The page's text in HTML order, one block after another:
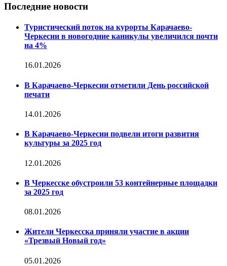
Последние новости
Туристический поток на курорты Карачаево-
Черкесии в новогодние каникулы увеличился почти
на 4%
16.01.2026
В Карачаево-Черкесии отметили День российской
печати
14.01.2026
В Карачаево-Черкесии подвели итоги развития
культуры за 2025 год
12.01.2026
В Черкесске обустроили 53 контейнерные площадки
за 2025 год
08.01.2026
Жители Черкесска приняли участие в акции
«Трезвый Новый год»
05.01.2026